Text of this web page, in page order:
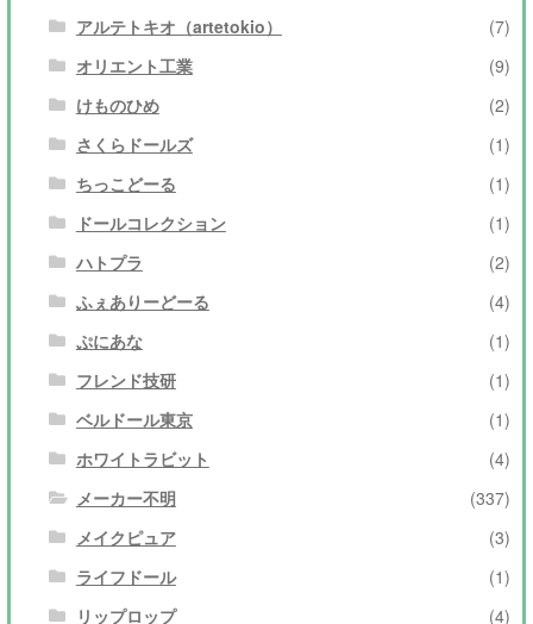
アルテトキオ（artetokio）
(7)
オリエント工業
(9)
けものひめ
(2)
さくらドールズ
(1)
ちっこどーる
(1)
ドールコレクション
(1)
ハトプラ
(2)
ふぇありーどーる
(4)
ぷにあな
(1)
フレンド技研
(1)
ベルドール東京
(1)
ホワイトラビット
(4)
メーカー不明
(337)
メイクピュア
(3)
ライフドール
(1)
リップロップ
(4)